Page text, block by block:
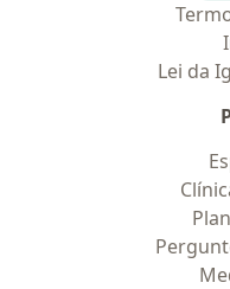
Lei da